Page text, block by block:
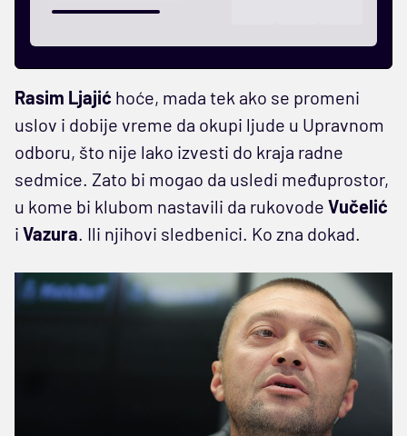
Rasim Ljajić hoće, mada tek ako se promeni
uslov i dobije vreme da okupi ljude u Upravnom
odboru, što nije lako izvesti do kraja radne
sedmice. Zato bi mogao da usledi međuprostor,
u kome bi klubom nastavili da rukovode Vučelić
i Vazura. Ili njihovi sledbenici. Ko zna dokad.